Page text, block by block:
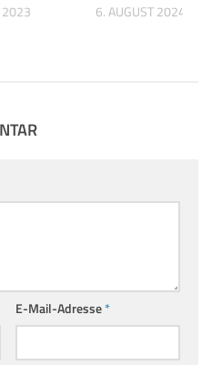
2023
6. AUGUST 2024
E-Mail-Adresse*